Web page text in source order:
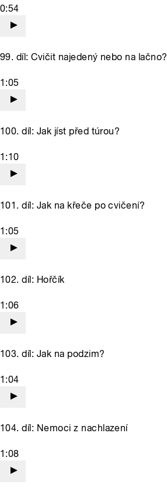
0:54
99. díl: Cvičit najedený nebo na lačno?
1:05
100. díl: Jak jíst před túrou?
1:10
101. díl: Jak na křeče po cvičení?
1:05
102. díl: Hořčík
1:06
103. díl: Jak na podzim?
1:04
104. díl: Nemoci z nachlazení
1:08